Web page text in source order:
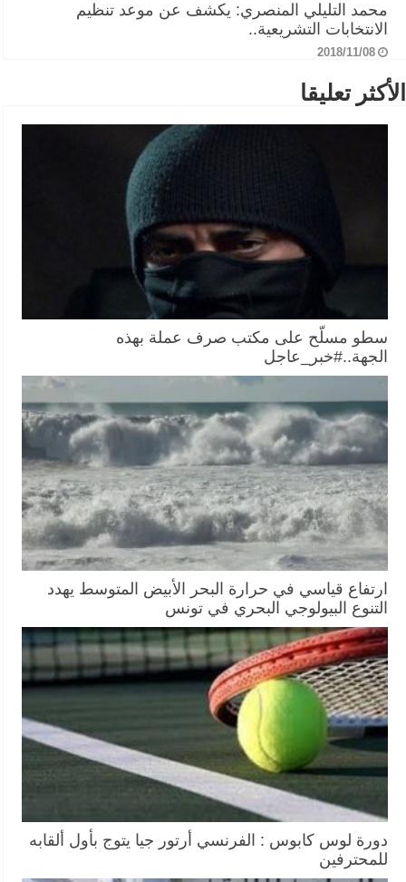
محمد التليلي المنصري: يكشف عن موعد تنظيم
الانتخابات التشريعية..
2018/11/08
الأكثر تعليقا
سطو مسلّح على مكتب صرف عملة بهذه
الجهة..#خبر_عاجل
ارتفاع قياسي في حرارة البحر الأبيض المتوسط يهدد
التنوع البيولوجي البحري في تونس
دورة لوس كابوس : الفرنسي أرتور جيا يتوج بأول ألقابه
للمحترفين